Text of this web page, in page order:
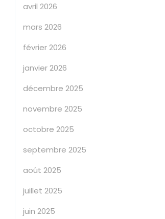
avril 2026
mars 2026
février 2026
janvier 2026
décembre 2025
novembre 2025
octobre 2025
septembre 2025
août 2025
juillet 2025
juin 2025